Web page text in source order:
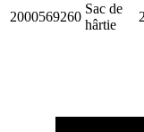
2000569260
Sac de
hârtie